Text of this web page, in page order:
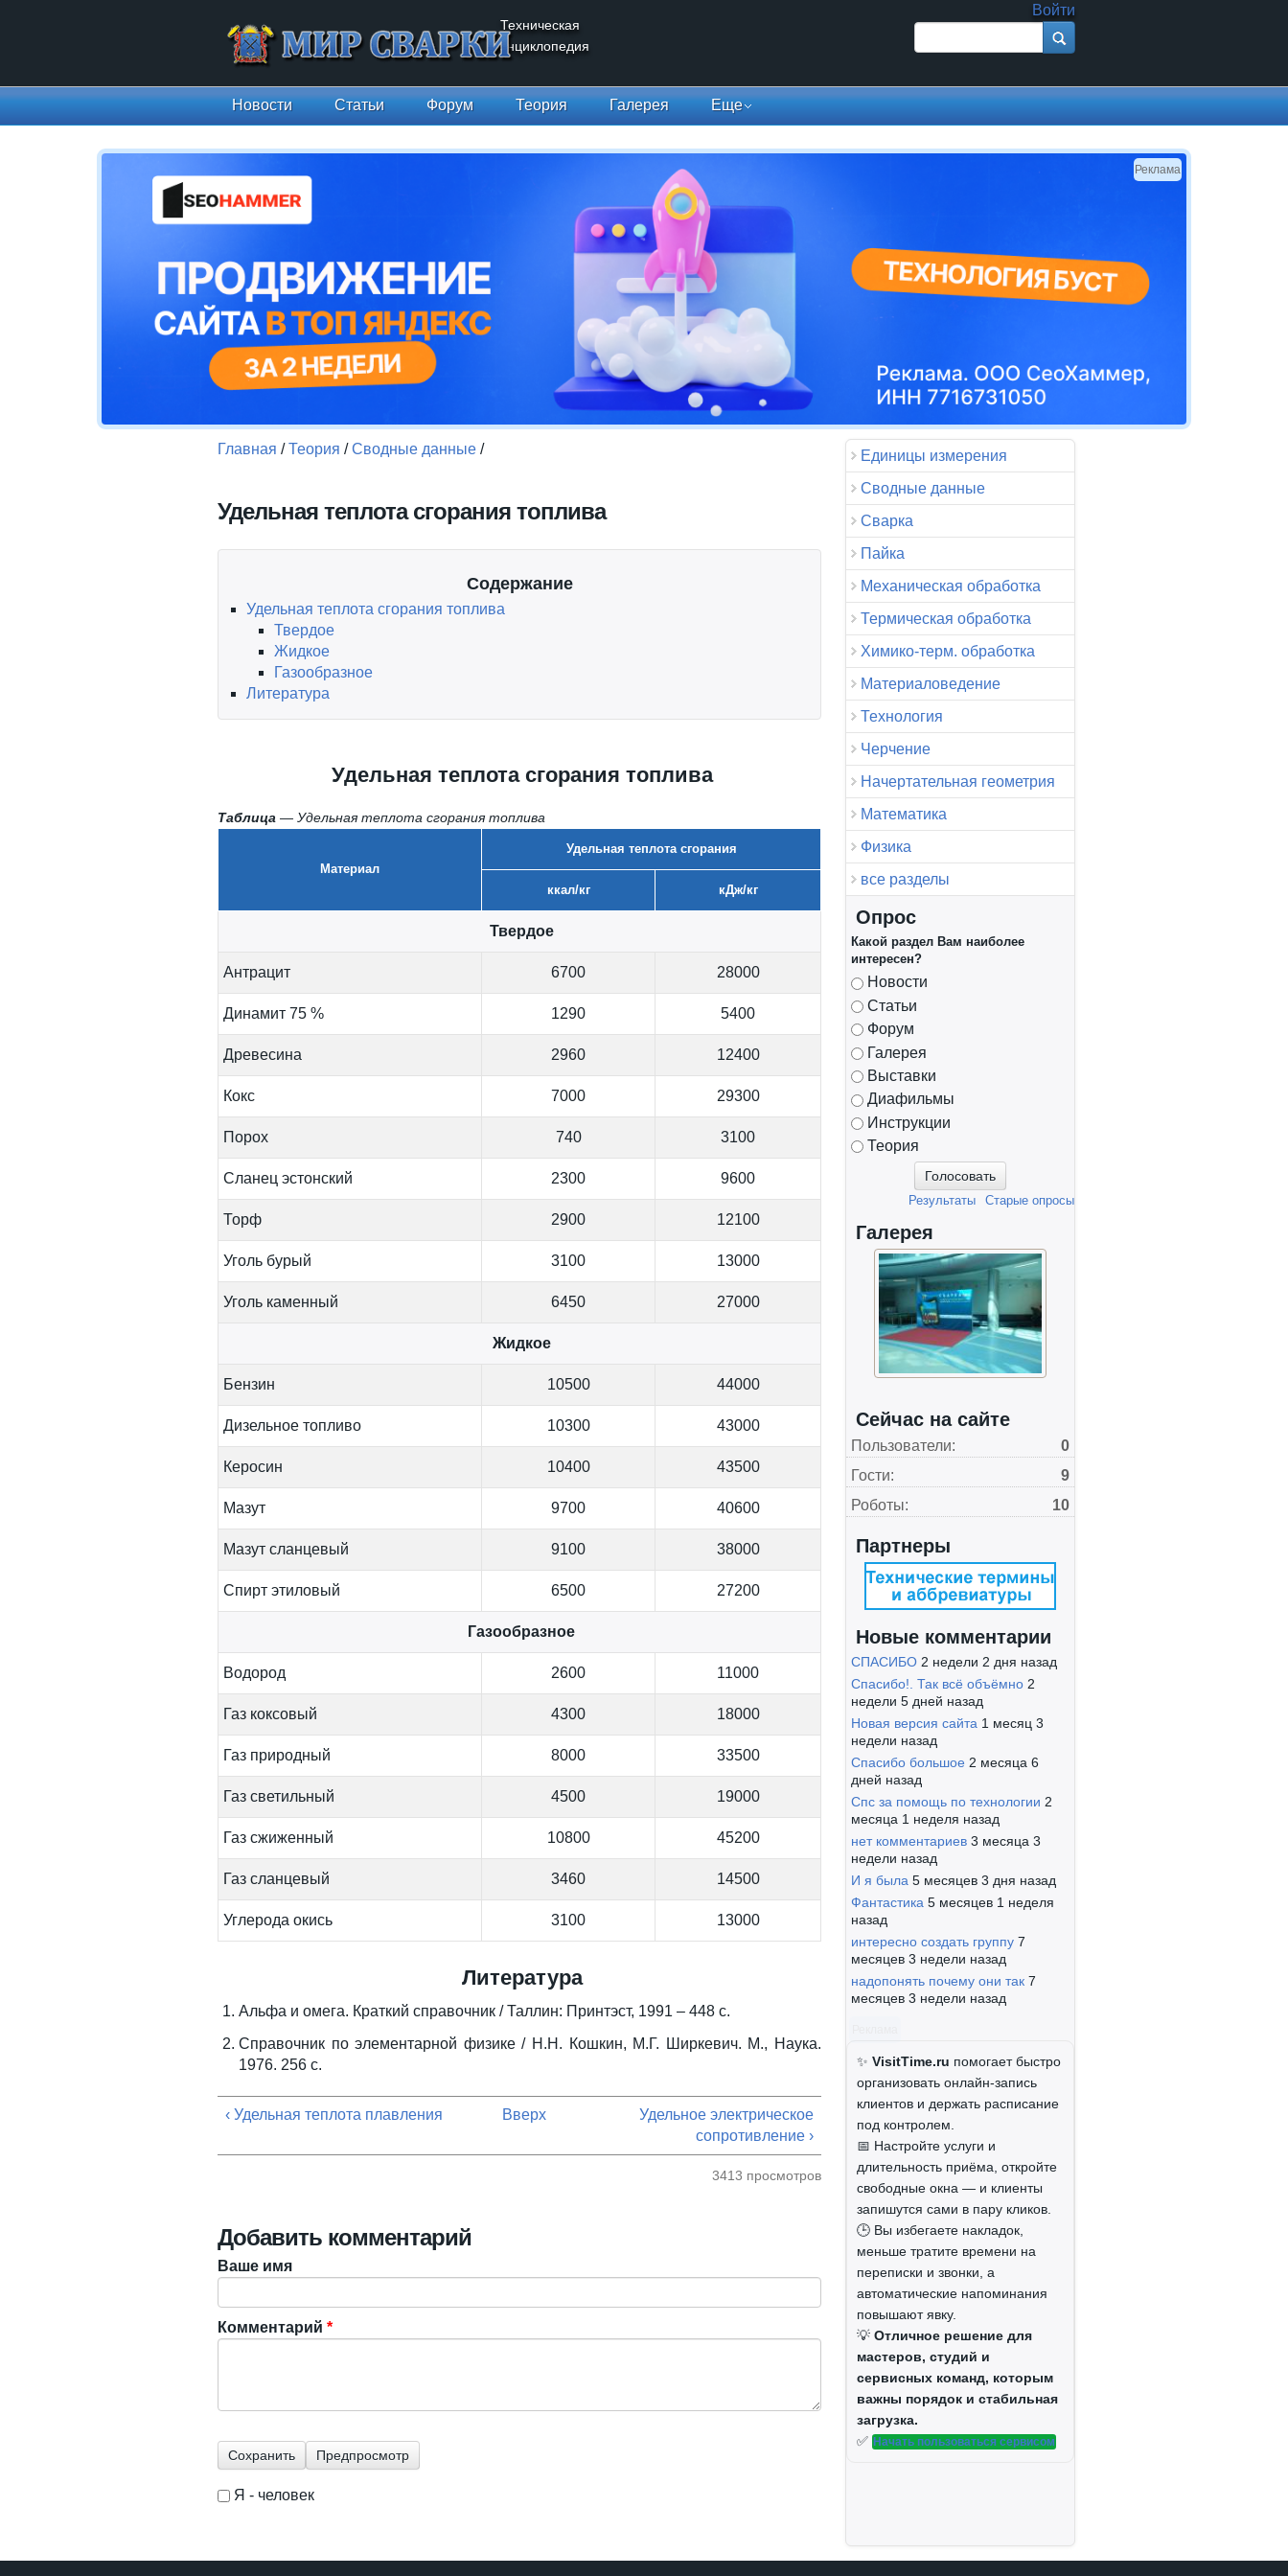
Техническая
энциклопедия
Войти
Форма поиска
Новости Статьи Форум Теория Галерея Еще
Реклама
Главная /Теория /Сводные данные /
Удельная теплота сгорания топлива
Содержание
Удельная теплота сгорания топлива
Твердое
Жидкое
Газообразное
Литература
Удельная теплота сгорания топлива
Таблица — Удельная теплота сгорания топлива
Материал
Удельная теплота сгорания
ккал/кг кДж/кг
Твердое
Антрацит 6700 28000
Динамит 75 % 1290 5400
Древесина 2960 12400
Кокс 7000 29300
Порох 740 3100
Сланец эстонский 2300 9600
Торф 2900 12100
Уголь бурый 3100 13000
Уголь каменный 6450 27000
Жидкое
Бензин 10500 44000
Дизельное топливо 10300 43000
Керосин 10400 43500
Мазут 9700 40600
Мазут сланцевый 9100 38000
Спирт этиловый 6500 27200
Газообразное
Водород 2600 11000
Газ коксовый 4300 18000
Газ природный 8000 33500
Газ светильный 4500 19000
Газ сжиженный 10800 45200
Газ сланцевый 3460 14500
Углерода окись 3100 13000
Литература
Альфа и омега. Краткий справочник / Таллин: Принтэст, 1991 – 448 с.
Справочник по элементарной физике / Н.Н. Кошкин, М.Г. Ширкевич. М., Наука.
1976. 256 с.
‹ Удельная теплота плавления Вверх
Удельное электрическое
сопротивление ›
3413 просмотров
Добавить комментарий
Ваше имя
Комментарий *
Я - человек
Единицы измерения
Сводные данные
Сварка
Пайка
Механическая обработка
Термическая обработка
Химико-терм. обработка
Материаловедение
Технология
Черчение
Начертательная геометрия
Математика
Физика
все разделы
Опрос
Какой раздел Вам наиболее
интересен?
Варианты
Новости
Статьи
Форум
Галерея
Выставки
Диафильмы
Инструкции
Теория
Старые опросы
Результаты
Галерея
Сейчас на сайте
Пользователи:
0
Гости:
9
Роботы:
10
Партнеры
Новые комментарии
СПАСИБО 2 недели 2 дня назад
Спасибо!. Так всё объёмно 2
недели 5 дней назад
Новая версия сайта 1 месяц 3
недели назад
Спасибо большое 2 месяца 6
дней назад
Спс за помощь по технологии 2
месяца 1 неделя назад
нет комментариев 3 месяца 3
недели назад
И я была 5 месяцев 3 дня назад
Фантастика 5 месяцев 1 неделя
назад
интересно создать группу 7
месяцев 3 недели назад
надопонять почему они так 7
месяцев 3 недели назад
✨ VisitTime.ru помогает быстро
организовать онлайн-запись
клиентов и держать расписание
под контролем.
📅 Настройте услуги и
длительность приёма, откройте
свободные окна — и клиенты
запишутся сами в пару кликов.
🕒 Вы избегаете накладок,
меньше тратите времени на
переписки и звонки, а
автоматические напоминания
повышают явку.
💡 Отличное решение для
мастеров, студий и
сервисных команд, которым
важны порядок и стабильная
загрузка.
✅ Начать пользоваться сервисом